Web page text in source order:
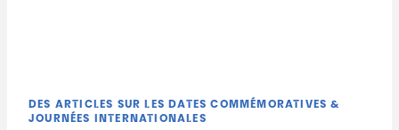
DES ARTICLES SUR LES DATES COMMÉMORATIVES &
JOURNÉES INTERNATIONALES